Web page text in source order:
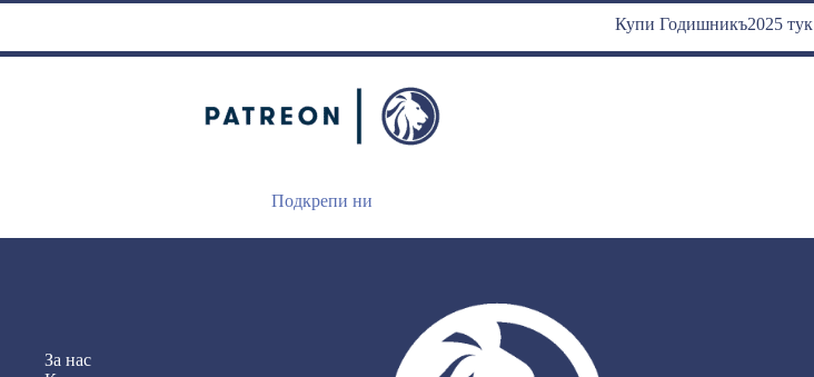
Купи Годишникъ2025 тук
Подкрепи ни
За нас